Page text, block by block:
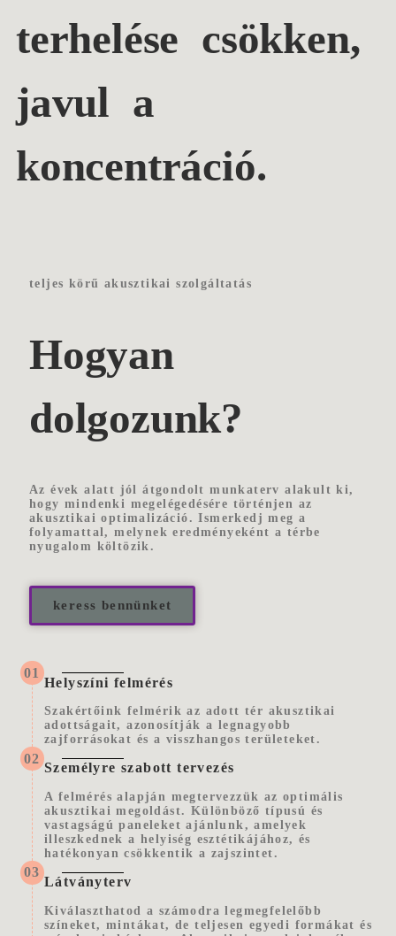
terhelése csökken,
javul a
koncentráció.
teljes körű akusztikai szolgáltatás
Hogyan
dolgozunk?
Az évek alatt jól átgondolt munkaterv alakult ki,
hogy mindenki megelégedésére történjen az
akusztikai optimalizáció. Ismerkedj meg a
folyamattal, melynek eredményeként a térbe
nyugalom költözik.
keress bennünket
01
Helyszíni felmérés
Szakértőink felmérik az adott tér akusztikai
adottságait, azonosítják a legnagyobb
zajforrásokat és a visszhangos területeket.
02
Személyre szabott tervezés
A felmérés alapján megtervezzük az optimális
akusztikai megoldást. Különböző típusú és
vastagságú paneleket ajánlunk, amelyek
illeszkednek a helyiség esztétikájához, és
hatékonyan csökkentik a zajszintet.
03
Látványterv
Kiválaszthatod a számodra legmegfelelőbb
színeket, mintákat, de teljesen egyedi formákat és